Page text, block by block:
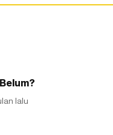
lalu